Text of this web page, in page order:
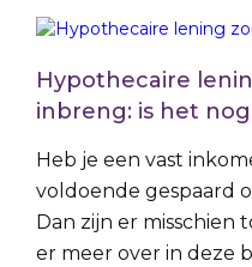
Hypothecaire
inbreng: is het
Heb je een vast
voldoende gespaard
Dan zijn er misschien
er meer over in deze